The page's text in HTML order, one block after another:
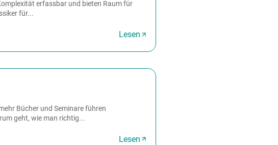
erfassbar und bieten Raum für
für...
Lesen
Bücher und Seminare führen
geht, wie man richtig...
Lesen